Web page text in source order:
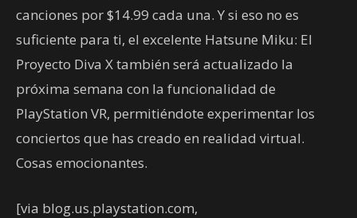
canciones por $14.99 cada una. Y si eso no es
suficiente para ti, el excelente Hatsune Miku: El
Proyecto Diva X también será actualizado la
próxima semana con la funcionalidad de
PlayStation VR, permitiéndote experimentar los
conciertos que has creado en realidad virtual.
Cosas emocionantes.
[via blog.us.playstation.com,